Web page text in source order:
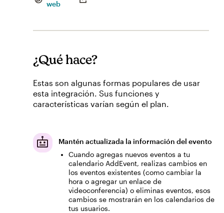
web
¿Qué hace?
Estas son algunas formas populares de usar
esta integración. Sus funciones y
características varían según el plan.
Mantén actualizada la información del evento
Cuando agregas nuevos eventos a tu
calendario AddEvent, realizas cambios en
los eventos existentes (como cambiar la
hora o agregar un enlace de
videoconferencia) o eliminas eventos, esos
cambios se mostrarán en los calendarios de
tus usuarios.